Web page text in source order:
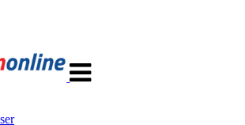
navigasjon